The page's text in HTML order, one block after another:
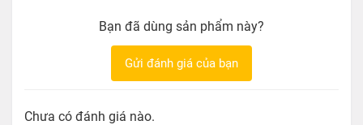
Bạn đã dùng sản phẩm này?
Gửi đánh giá của bạn
Chưa có đánh giá nào.